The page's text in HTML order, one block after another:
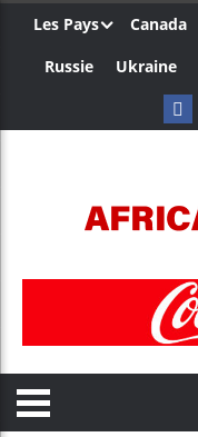
Les Pays Canada
Russie
Ukraine